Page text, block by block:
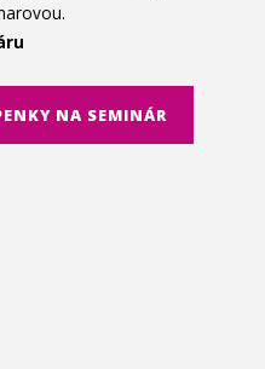
NA SEMINÁR